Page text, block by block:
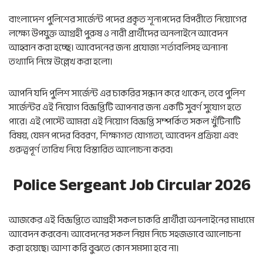
বাংলাদেশ পুলিশের সার্জেন্ট পদের প্রকৃত শূন্যপদের বিপরীতে নিয়োগের
লক্ষ্যে উপযুক্ত আগ্রহী পুরুষ ও নারী প্রার্থীদের অনলাইনে আবেদন
আহ্বান করা হচ্ছে। আবেদনের জন্য প্রযোজ্য শর্তাবলিসহ অন্যান্য
তথ্যাদি নিম্নে উল্লেখ করা হলো।
আপনি যদি পুলিশ সার্জেন্ট এর চাকরির সন্ধান করে থাকেন, তবে পুলিশ
সার্জেন্টর এই নিয়োগ বিজ্ঞপ্তিটি আপনার জন্য একটি সুবর্ণ সুযোগ হতে
পারে। এই পোস্টে আমরা এই নিয়োগ বিজ্ঞপ্তি সম্পর্কিত সকল খুঁটিনাটি
বিষয়, যেমন পদের বিবরণ, শিক্ষাগত যোগ্যতা, আবেদন প্রক্রিয়া এবং
গুরুত্বপূর্ণ তারিখ নিয়ে বিস্তারিত আলোচনা করব।
Police Sergeant Job Circular 2026
আজকের এই বিজ্ঞপ্তিতে আগ্রহী সকল চাকরি প্রার্থীরা অনলাইনের মাধ্যমে
আবেদন করবেন। আবেদনের সকল নিয়ম নিচে সহজভাবে আলোচনা
করা হয়েছে। আশা করি বুঝতে কোন সমস্যা হবে না।